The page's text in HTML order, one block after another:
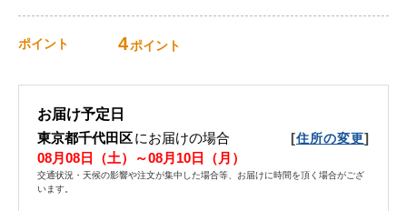
ポイント 4ポイント
お届け予定日
東京都千代田区にお届けの場合 [住所の変更]
08月08日（土）～08月10日（月）
交通状況・天候の影響や注文が集中した場合等、お届けに時間を頂く場合がござ
います。